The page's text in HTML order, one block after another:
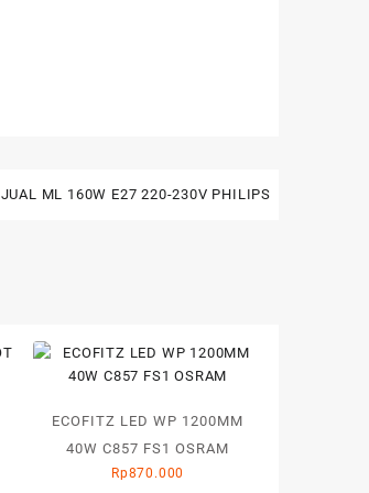
JUAL ML 160W E27 220-230V PHILIPS
ECOFITZ LED WP 1200MM
40W C857 FS1 OSRAM
Rp870.000